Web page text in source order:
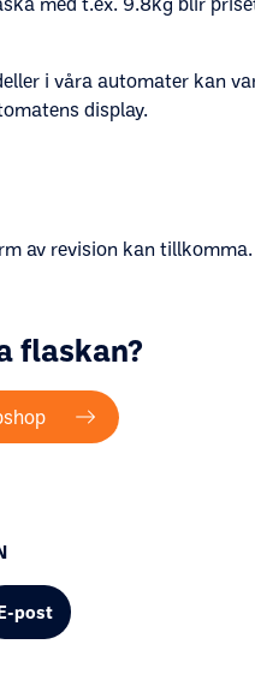
i våra automater kan
display.
av revision kan tillkomma.
flaskan?
post